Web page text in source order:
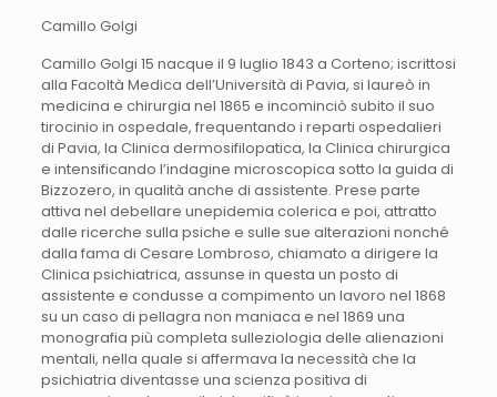
Camillo Golgi
Camillo Golgi 15 nacque il 9 luglio 1843 a Corteno; iscrittosi alla Facoltà Medica dell’Università di Pavia, si laureò in medicina e chirurgia nel 1865 e incominciò subito il suo tirocinio in ospedale, frequentando i reparti ospedalieri di Pavia, la Clinica dermosifilopatica, la Clinica chirurgica e intensificando l’indagine microscopica sotto la guida di Bizzozero, in qualità anche di assistente. Prese parte attiva nel debellare unepidemia colerica e poi, attratto dalle ricerche sulla psiche e sulle sue alterazioni nonché dalla fama di Cesare Lombroso, chiamato a dirigere la Clinica psichiatrica, assunse in questa un posto di assistente e condusse a compimento un lavoro nel 1868 su un caso di pellagra non maniaca e nel 1869 una monografia più completa sulleziologia delle alienazioni mentali, nella quale si affermava la necessità che la psichiatria diventasse una scienza positiva di osservazione. In seguito intensificò i suoi rapporti con Bizzozero che lo orientò verso l’indirizzo anatomico e sperimentale e in breve tempo concluse un lavoro sulla struttura e sullo sviluppo degli psammomi (1869) e uno sulle alterazioni dei vasi linfatici del cervello (1870); nel primo Golgi si opponeva all’idea, espressa da Robin, sulla natura epiteliale di questi tu-mori, mentre nel secondo sono fondamentali le sue deduzioni sulla possibilità che quegli spazi divengano vie di diffusione di processi morbosi. Risale al 1870 la descrizione della nevroglia della quale viene tuttora riconosciuta l’esattezza, cioè che essa è formata da cellule provviste di numerosi prolungamenti talvolta filiformi e lunghissimi molti dei quali vanno ad inserirsi alle pareti dei vasi. Importante è il rilievo dei rapporti intimi coi vasi sanguigni, da una parte, e con le cellule e fibre nervose dall’altra, fatti che documentano la funzione trofica di questo particolare tessuto interstiziale del tessuto nervoso. Egli mise anche in evidenza le differenze peculiari tra nevroglia della sostanza grigia e della sostanza bianca dei centri nevrassiali. Nel corso di queste ricerche Golgi, combinando la fissazione col bicromato di potassio col metodo della nitratazione, ottenne i primi risultati dellimpregnazione degli elementi nervosi col cromato d’argento, in pratica quel metodo detto della reazione nera che, facendo spiccare cellule e fibre nervose in tutti i loro particolari, permise a Golgi di rivoluzionare le conoscenze che si avevano sulla struttura del sistema nervoso. Accettato per motivi familiari il posto di primario del Pio Luogo degli Incurabili di Abbiategrasso, non trascurò però gli studi sul sistema nervoso, ottenendo reperti nuovi e più interessanti e incominciando ad imporsi per le sue scoperte. E fu proprio grazie al suo metodo della reazione nera che le teorie precedenti vennero sostituite e profondamente modificate per dar luogo ad un nuovo corpo di dottrina: già nel primo lavoro del 1873 riassunto nella nota Sulla sostanza grigia del cervello Golgi affermava che il prolungamento nervoso delle cellule nervose si divideva in tanti rami che a loro volta hanno filamenti, in modo da farne risultare un complicato sistema di fili diffusi in ogni direzione nella sostanza grigia cerebrale. Fu questo il primo passo che preluse alla sua scoperta della rete nervosa diffusa”. Nel lavoro sui bulbi olfattivi (1875) si trova la prima documentazione iconografica dei reperti ottenuti e la sua idea della rete nervosa diffusa si va completando conducendo alla deduzione anatomica che è proprio tramite questa rete che le fibrille olfattorie sono connesse con le cellule del bulbo olfattivo e che i neuriti di queste si continuano con le fibre del tractus nei centri superiori. Dal punto di vista fisiologico, la connessione funzionale non avviene per trasmissione isolata attraverso gli elementi singoli, ma per una trasmissione dinsieme. Da Abbiategrasso, Golgi estese le sue ricerche ad altri territori del sistema nervoso centrale, scrisse una lunga monografia corredata di descrizioni e di nitido materiale illustrativo per un concorso indetto dall’Istituto lombardo di Scienze e Lettere; risultando poi vincitore. Nel 1875 ottenne a Pavia l’incarico di insegnamento dellIstologia e nel 1879 vinse il concorso come professore di Anatomia a Siena, ma l’anno seguente preferiva ritornare a Pavia come titolare di ruolo per la cattedra di istologia. A Pavia ben presto passò alla Patologia Generale mantenendo anche l’incarico di Istologia fino al suo collocamento a riposo avvenuto nel 1918. Nel periodo iniziale della sua carriera, nella città lombarda, nonostante i pochissimi mezzi finanziari per il funzionamento del piccolo laboratorio, riuscì con la sua reazione nera ad ottenere risultati meravigliosi senza necessità di strumenti e di reagenti di grande impegno. Estende così le indagini sul sistema nervoso centrale aumentando il novero delle scoperte, e con note preventive e riassuntive sui lobi olfattori sul midollo spinale, sul cervelletto, sulla corteccia cerebrale e sulla origine dei nervi, esprime, nella sua formula definitiva, la sua dottrina che è basata sulla funzione di conduzione dell’attività nervosa del prolungamento nervoso e prevalente funzione trofica dei prolungamenti protoplasmatici, sulla distinzione delle cellule nervose in due tipi a seconda che il loro prolungamento nervoso si risolva tutto nella rete nervosa diffusa della sostanza grigia, oppure che partecipi alla formazione di questa rete solo con le sue ramificazioni collaterali per continuarsi invece direttamente nel cilindrasse di una fibra nervosa e sul significato che egli dà alla sua rete nervosa diffusa come mezzo di connessione anatomico e funzionale tra tutti gli elementi a funzione specifica dei centri nervosi. Golgi aveva avvertito che l’utilizzazione del termine rete” lasciava impregiudicata la questione se si trattasse di rete nel senso assoluto della parola, con anastomosi di fibre provenienti da elementi nervosi diversi, o di semplice intreccio di filamenti di diversa origine, essendo superflua una tale precisazione ai fini funzionali. Avendo più tardi dimostrato, specialmente a proposito del cervelletto e della fascia dentata, che una terminalità assoluta di fibre in rapporto agli elementi cellulari non esiste, ma è solo parziale o apparente, Golgi si oppose sempre più decisamente alla teoria del neurone e della polarizzazione dinamica. Egli faceva rilevare la corrispondenza dei dati anatomici scoperti con i dati funzionali e con le evenienze cliniche specialmente a proposito delle localizzazioni cerebrali, e, pur accettando le localizzazioni cerebrali, egli opponeva la documentazione anatomica a quanto vi era di troppo assoluto e di schematico nella teoria stessa. Avendo dimostrato che non esisteva un andamento isolato delle fibre nervose dagli organi destinati a ricevere le impressioni direttamente dal mondo esterno alle singole corrispondenti zone corticali e da queste zone agli organi effettori del movimento, che esisteva una continuità di tessitura e anzi un intimo collegamento tra le diverse parti della corteccia, egli affermava che nei centri nervosi non si ha un’azione individuale isolata delle singole cellule o gruppi di cellule, ma un’azione di insieme di varie cellule e concorrenza dazione di gruppi cellulari appartenenti a zone diverse. Egli dedusse che la specificità di funzione delle varie zone cerebrali sarebbe determinata dalla specificità dell’organo a cui perifericamente le fibre nervose vanno a mettere capo e non da una specificità di anatomica organizzazione di quelle zone. Negli anni 1882 e 1883, nella Rivista sperimentale di Freniatria” vennero pubblicate le varie parti riguardanti la fine anatomia degli organi centrali del sistema nervoso e nel 1886 venne raccolta l’opera completa in un volume, dove è minutamente descritta la struttura del midollo spinale, del bulbo olfattivo, della corteccia cerebrale, del cervelletto, del piede dippocampo, della fascia dentata ecc., che ha grande diffusione ed è oggetto di ammirazione da parte del mondo scientifico e viene tradotta in diverse lingue. Golgi e il suo laboratorio ottennero numerosi riconoscimenti, e in breve tempo viene nominato membro dell’Accademia dei Lincei, dell’Accademia di Medicina di Parigi, di Vienna, di Berlino, di Pietroburgo, della Società Neurologica di New York; della Società di Scienze microscopiche di Londra. Gli vengono attribuiti il premio Riberi, il premio Thompson e il premio Rieneker. Nel frattempo era iniziato il contrasto con la scuola di Ramon y Cajal che, valendosi dello stesso metodo ideato da Golgi e poi di altre tecniche personali, compiva ricerche sull’anatomia microscopica del sistema nervoso; Golgi oppose fatti e considerazioni alle vedute dellistologo spagnolo sulla teoria del neurone, sulla legge della conduzione isolata dell’attività nervosa e della polarizzazione dinamica. Ma in effetti sia l’opera e le interpretazioni di Golgi sia le posizioni e le vedute della scuola spagnola erano altrettanto valide al punto che l’accordo tra le due teorie fu solennemente riconosciuto con l’assegnazione nel 1906 del premio Nobel contemporaneamente ai due contendenti, Golgi e Cajal. Ma nell’orazione ufficiale tenuta in occasione della consegna del premio e nelle successive relazioni accademiche Golgi insisteva con nuove argomentazioni nel prospettare incongruenze e dati di fatto contrastanti la teoria del neurone e dei neuronisti, sostenendo che i nuovi fatti emergenti dall’applicazione di metodi dimostranti la struttura neurofibrillare delle cellule e delle fibre nervose e precisamente la dimostrazione di rapporti di continuità degli elementi nervosi per mezzo delle neurofibrille, contrastavano la teoria del neurone ed invece bene si adattavano, integrandola, alla sua dottrina. Golgi si interessò ancora della struttura interna della cellula e nel 1898 fece la scoperta dell’apparato reticolare interno detto del Golgi, quel particolare di struttura endocellulare completamente nuovo che, in segui